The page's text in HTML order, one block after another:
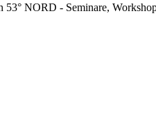
NORD - Seminare,